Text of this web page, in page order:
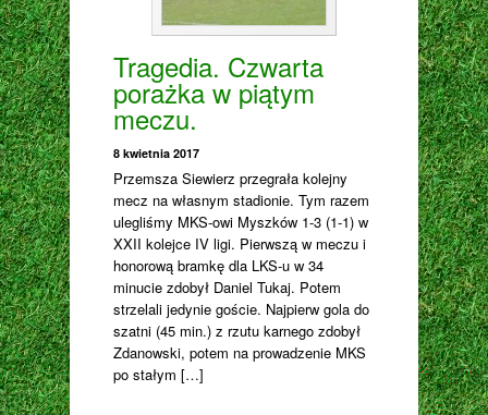
Tragedia. Czwarta
porażka w piątym
meczu.
8 kwietnia 2017
Przemsza Siewierz przegrała kolejny
mecz na własnym stadionie. Tym razem
ulegliśmy MKS-owi Myszków 1-3 (1-1) w
XXII kolejce IV ligi. Pierwszą w meczu i
honorową bramkę dla LKS-u w 34
minucie zdobył Daniel Tukaj. Potem
strzelali jedynie goście. Najpierw gola do
szatni (45 min.) z rzutu karnego zdobył
Zdanowski, potem na prowadzenie MKS
po stałym […]